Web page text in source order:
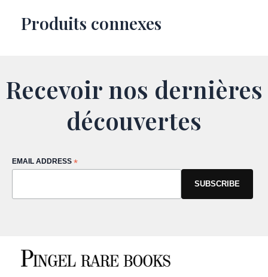
Produits connexes
Recevoir nos dernières
découvertes
EMAIL ADDRESS *